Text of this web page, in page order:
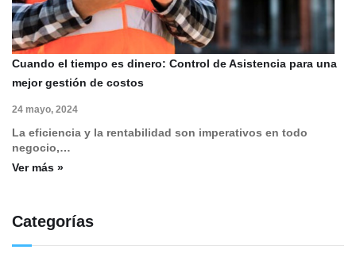
Cuando el tiempo es dinero: Control de Asistencia para una
mejor gestión de costos
24 mayo, 2024
La eficiencia y la rentabilidad son imperativos en todo
negocio,…
Ver más »
Categorías